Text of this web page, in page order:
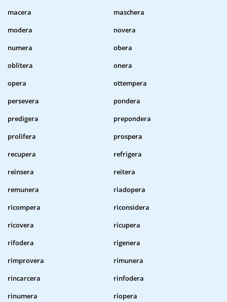
macera
maschera
modera
novera
numera
obera
oblitera
onera
opera
ottempera
persevera
pondera
predigera
prepondera
prolifera
prospera
recupera
refrigera
reinsera
reitera
remunera
riadopera
ricompera
riconsidera
ricovera
ricupera
rifodera
rigenera
rimprovera
rimunera
rincarcera
rinfodera
rinumera
riopera